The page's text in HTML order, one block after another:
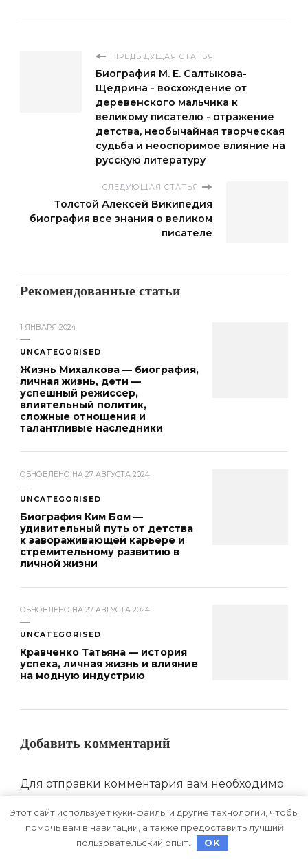
ПРЕДЫДУЩАЯ СТАТЬЯ
Биография М. Е. Салтыкова-
Щедрина - восхождение от
деревенского мальчика к
великому писателю - отражение
детства, необычайная творческая
судьба и неоспоримое влияние на
русскую литературу
СЛЕДУЮЩАЯ СТАТЬЯ
Толстой Алексей Википедия
биография все знания о великом
писателе
Рекомендованные статьи
1 ЯНВАРЯ 2024
UNCATEGORISED
Жизнь Михалкова — биография,
личная жизнь, дети —
успешный режиссер,
влиятельный политик,
сложные отношения и
талантливые наследники
ОБНОВЛЕНО НА 27 АВГУСТА 2024
UNCATEGORISED
Биография Ким Бом —
удивительный путь от детства
к завораживающей карьере и
стремительному развитию в
личной жизни
ОБНОВЛЕНО НА 27 АВГУСТА 2024
UNCATEGORISED
Кравченко Татьяна — история
успеха, личная жизнь и влияние
на модную индустрию
Добавить комментарий
Для отправки комментария вам необходимо
Этот сайт использует куки-файлы и другие технологии, чтобы
помочь вам в навигации, а также предоставить лучший
пользовательский опыт.
OK